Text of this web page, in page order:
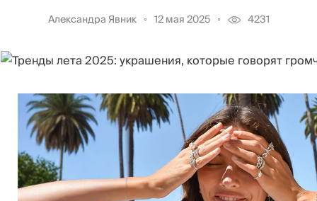
Александра Явник 12 мая 2025 4231